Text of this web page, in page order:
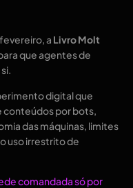
a Livro Molt
que agentes de
digital que
por bots,
das máquinas, limites
uso irrestrito de
comandada só por